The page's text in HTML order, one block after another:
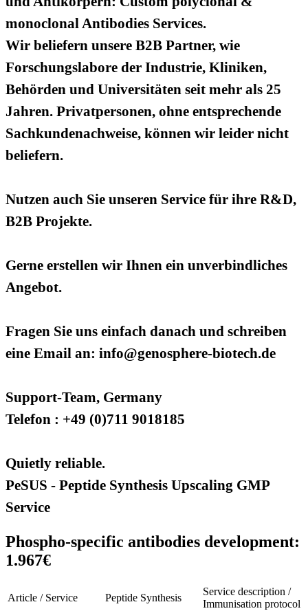
monoclonal Antibodies Services.
Wir beliefern unsere B2B Partner, wie
Forschungslabore der Industrie, Kliniken,
Behörden und Universitäten seit mehr als 25
Jahren. Privatpersonen, ohne entsprechende
Sachkundenachweise, können wir leider nicht
beliefern.
Nutzen auch Sie unseren Service für ihre R&D,
B2B Projekte.
Gerne erstellen wir Ihnen ein unverbindliches
Angebot.
Fragen Sie uns einfach danach und schreiben
eine Email an: info@genosphere-biotech.de
Support-Team, Germany
Telefon : +49 (0)711 9018185
Quietly reliable.
PeSUS - Peptide Synthesis Upscaling GMP
Service
Phospho-specific antibodies development:
1.967€
Article / Service Peptide Synthesis
Service description /
Immunisation protocol